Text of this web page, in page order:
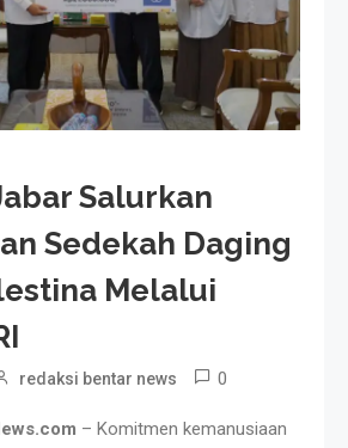
Salurkan
Sedekah Daging
Melalui
redaksi bentar news 0
– Komitmen kemanusiaan